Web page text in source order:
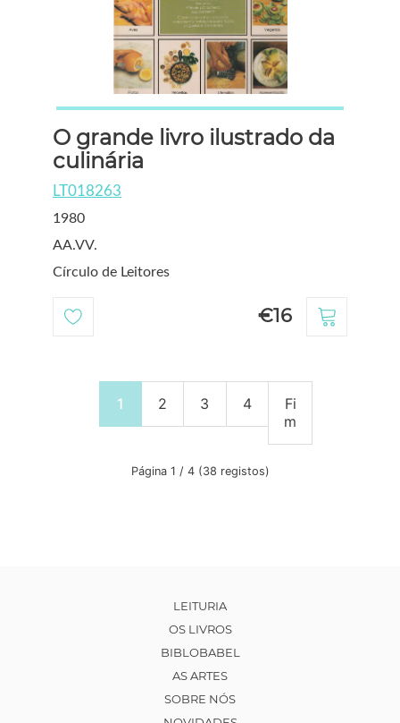
O grande livro ilustrado da
culinária
LT018263
1980
AA.VV.
Círculo de Leitores
€16
1 2 3 4
Fi
m
Página 1 / 4 (38 registos)
LEITURIA
OS LIVROS
BIBLOBABEL
AS ARTES
SOBRE NÓS